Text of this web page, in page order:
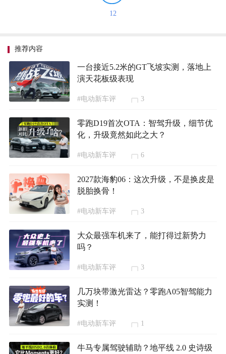
12
推荐内容
一台接近5.2米的GT飞坡实测，落地上
演天花板级表现
#电动新车评 3
零跑D19首次OTA：智驾升级，细节优
化，升级竟然如此之大？
#电动新车评 6
2027款海豹06：这次升级，不是换皮是
脱胎换骨！
#电动新车评 3
大众最强车机来了，能打得过新势力
吗？
#电动新车评 3
几万块带激光雷达？零跑A05智驾能力
实测！
#电动新车评 1
牛马专属驾驶辅助？地平线 2.0 史诗级